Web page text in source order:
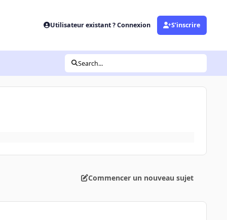
Utilisateur existant ? Connexion S’inscrire
Search...
Commencer un nouveau sujet